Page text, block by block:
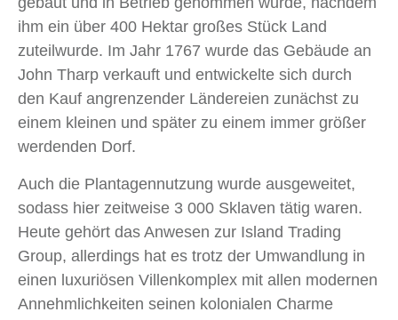
ihm ein über 400 Hektar großes Stück Land
zuteilwurde. Im Jahr 1767 wurde das Gebäude an
John Tharp verkauft und entwickelte sich durch
den Kauf angrenzender Ländereien zunächst zu
einem kleinen und später zu einem immer größer
werdenden Dorf.
Auch die Plantagennutzung wurde ausgeweitet,
sodass hier zeitweise 3 000 Sklaven tätig waren.
Heute gehört das Anwesen zur Island Trading
Group, allerdings hat es trotz der Umwandlung in
einen luxuriösen Villenkomplex mit allen modernen
Annehmlichkeiten seinen kolonialen Charme